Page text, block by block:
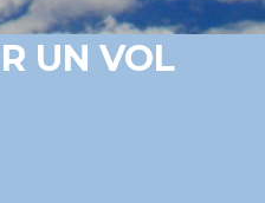
UN VOL